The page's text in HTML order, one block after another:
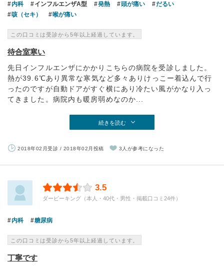
内科 インフルエンザA型 発熱 頭が痛い
だるい
咳（セキ）
喉が痛い
この口コミは受診から5年以上経過しています。
待合室寒い
先日インフルエンザにかかりこちらの病院を受診しました。
熱が39.6℃あり異常な寒気など多々ありけっこー着込んで行
ったのですが自動ドアがすぐ横にあり冷たい風がかなり入っ
てきました。病院内も暖房弱めなのか...
続きを読む
2018年02月受診 / 2018年02月投稿 3人が参考になった
3.5
ダービーキング（本人・40代・男性・掲載口コミ24件）
内科 糖尿病
この口コミは受診から5年以上経過しています。
丁寧です